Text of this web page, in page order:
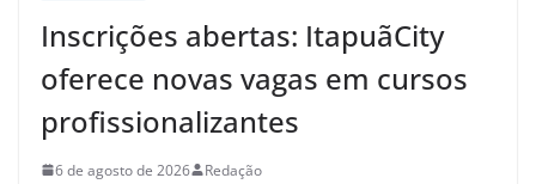
Inscrições abertas: ItapuãCity
oferece novas vagas em cursos
profissionalizantes
6 de agosto de 2026 Redação